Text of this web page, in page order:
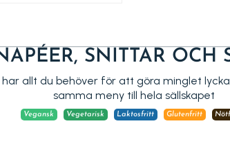
SNITTAR OCH
har allt du behöver för att göra minglet
samma meny till hela sällskapet
Vegansk Vegetarisk Laktosfritt Glutenfritt